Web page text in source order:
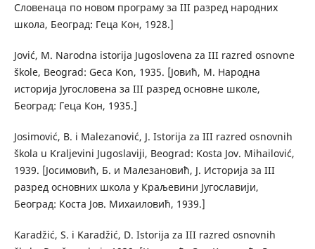
Словенаца по новом програму за III разред народних
школа, Београд: Геца Кон, 1928.]
Jović, M. Narodna istorija Jugoslovena za III razred osnovne
škole, Beograd: Geca Kon, 1935. [Јовић, М. Народна
историја Југословена за III разред основне школе,
Београд: Геца Кон, 1935.]
Josimović, B. i Malezanović, J. Istorija za III razred osnovnih
škola u Kraljevini Jugoslaviji, Beograd: Kosta Jov. Mihailović,
1939. [Јосимовић, Б. и Малезановић, Ј. Историја за III
разред основних школа у Краљевини Југославији,
Београд: Коста Јов. Михаиловић, 1939.]
Karadžić, S. i Karadžić, D. Istorija za III razred osnovnih